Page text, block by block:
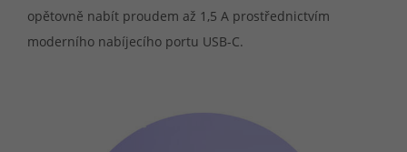
opětovně nabít proudem až 1,5 A prostřednictvím
moderního nabíjecího portu USB-C.